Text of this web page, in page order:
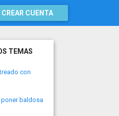
CREAR CUENTA
TEMAS
con
baldosa